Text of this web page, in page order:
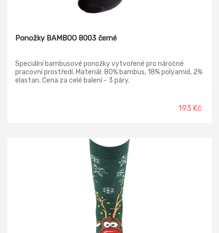
Ponožky BAMBOO 8003 černé
Speciální bambusové ponožky vytvořené pro náročné
pracovní prostředí. Materiál: 80% bambus, 18% polyamid, 2%
elastan. Cena za celé balení - 3 páry.
193 Kč